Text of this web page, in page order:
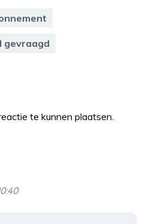
gevraagd
te kunnen plaatsen.